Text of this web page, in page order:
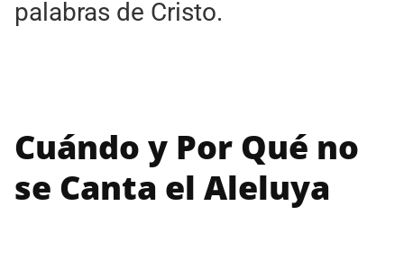
palabras de Cristo.
Cuándo y Por Qué no
se Canta el Aleluya